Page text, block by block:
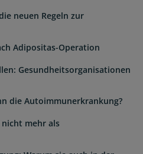
neuen Regeln zur
Adipositas-Operation
Gesundheitsorganisationen
die Autoimmunerkrankung?
mehr als